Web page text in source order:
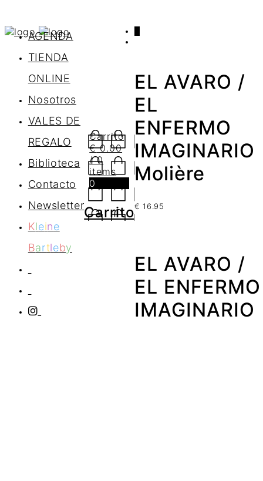
AGENDA
TIENDA
ONLINE
Nosotros
VALES DE
REGALO
Biblioteca
Contacto
Newsletter
Kleine
Bartleby
Carrito
€0.00
/ 0
items
0
Carrito
EL AVARO /
EL
ENFERMO
IMAGINARIO
Molière
€ 16.95
EL AVARO /
EL ENFERMO
IMAGINARIO